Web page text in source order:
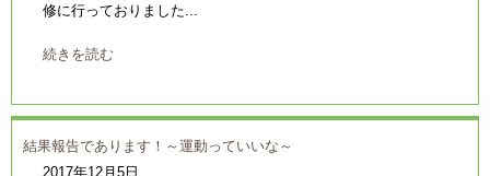
修に行っておりました...
続きを読む
結果報告であります！～運動っていいな～
2017年12月5日